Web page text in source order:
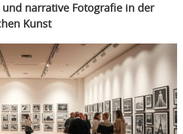
und narrative Fotografie in der
Kunst